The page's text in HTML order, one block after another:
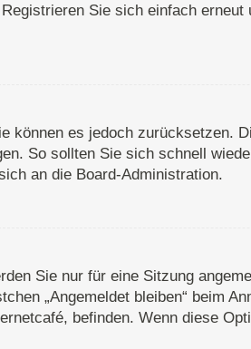
Sie sich einfach erneut
es jedoch zurücksetzen.
So sollten Sie sich schnell
an die Board-Administration.
Sie nur für eine Sitzung
„Angemeldet bleiben“ beim
befinden. Wenn diese